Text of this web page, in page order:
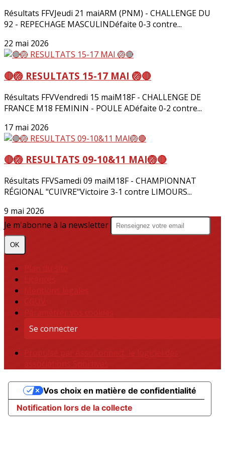
Résultats FFVJeudi 21 maiARM (PNM) - CHALLENGE DU
92 - REPECHAGE MASCULINDéfaite 0-3 contre...
22 mai 2026
🔴🏐 RESULTATS 15-17 MAI 🏐🔴
Résultats FFVVendredi 15 maiM18F - CHALLENGE DE
FRANCE M18 FEMININ - POULE ADéfaite 0-2 contre...
17 mai 2026
🔴🏐 RESULTATS 09-10&11 MAI🏐🔴
Résultats FFVSamedi 09 maiM18F - CHAMPIONNAT
RÉGIONAL "CUIVRE"Victoire 3-1 contre LIMOURS...
9 mai 2026
Je m'abonne à la newsletter
OK
Plan du site
Mentions légales
CGUV
Paramétrer vos cookies
Se connecter
Propulsé par AssoConnect, le logiciel des
associations Sportives
Notification lors de la collecte
Vos choix en matière de confidentialité